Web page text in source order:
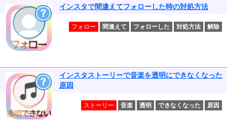
インスタで間違えてフォローした時の対処方法
フォロー 間違えて フォローした 対処方法 解除
インスタストーリーで音楽を透明にできなくなった
原因
ストーリー 音楽 透明 できなくなった 原因